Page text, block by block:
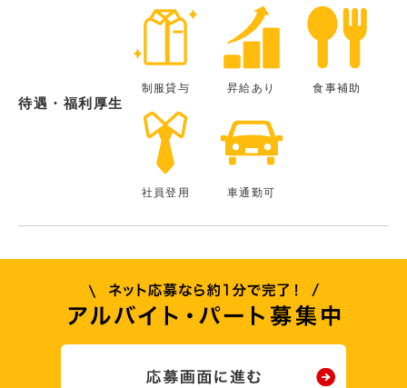
待遇・福利厚生
制服貸与 昇給あり 食事補助
社員登用 車通勤可